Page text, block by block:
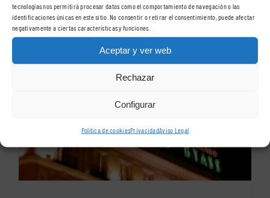
tecnologías nos permitirá procesar datos como el comportamiento de navegación o las
identificaciones únicas en este sitio. No consentir o retirar el consentimiento, puede afectar
negativamente a ciertas características y funciones.
Aceptar y ver web
Rechazar
Configurar
Política de cookiesPrivacidadAviso Legal
al
rótulos